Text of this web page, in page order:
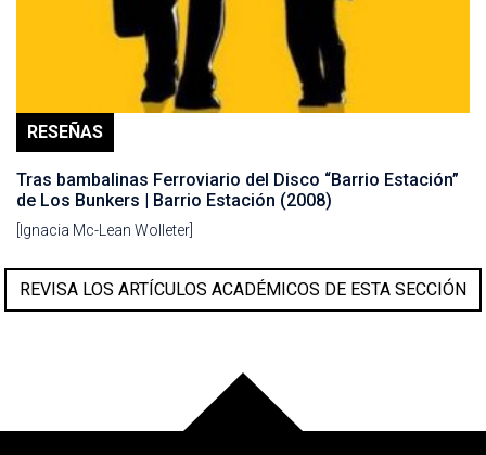
RESEÑAS
Tras bambalinas Ferroviario del Disco “Barrio Estación”
de Los Bunkers | Barrio Estación (2008)
[Ignacia Mc-Lean Wolleter]
REVISA LOS ARTÍCULOS ACADÉMICOS DE ESTA SECCIÓN